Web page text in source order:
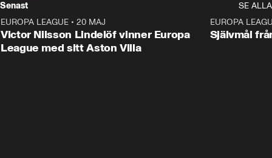
Senast
SE ALLA
EUROPA LEAGUE • 20 MAJ
Victor Nilsson Lindelöf vinner Europa
League med sitt Aston Villa
EUROPA
Självmål